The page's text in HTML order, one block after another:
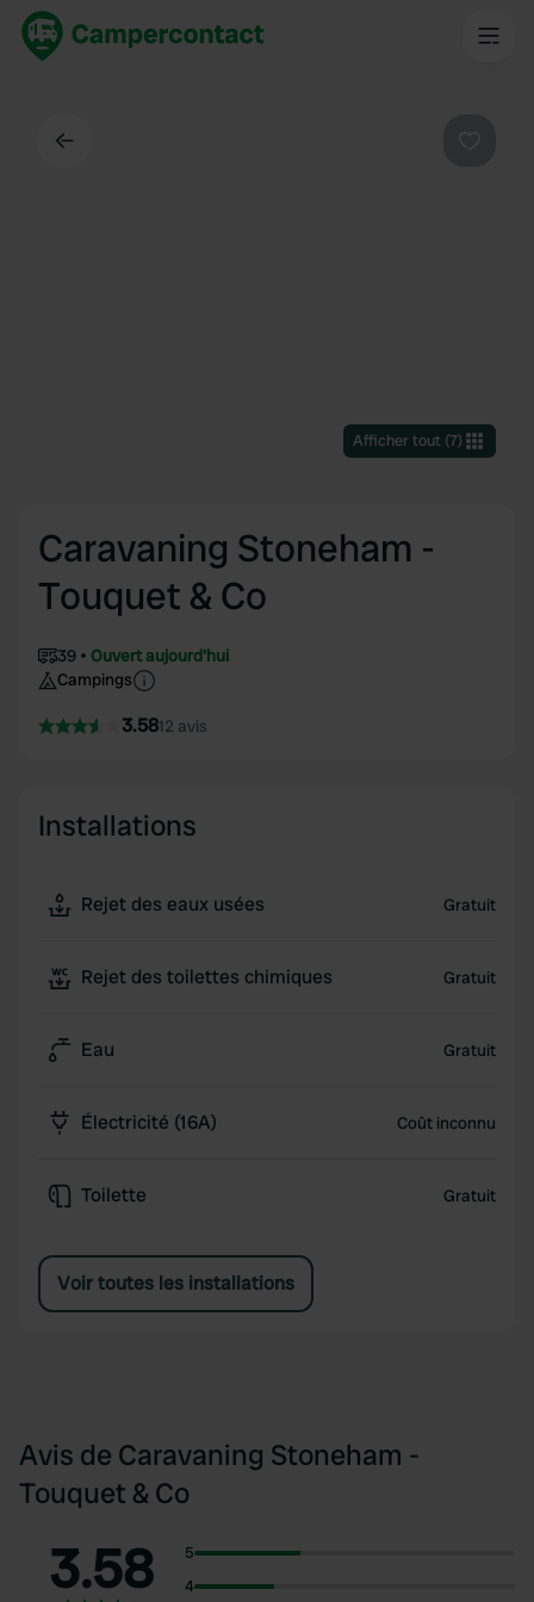
Afficher tout(7)
Caravaning Stoneham -
Touquet & Co
39
Ouvert aujourd'hui
Campings
3.5812 avis
Installations
Rejet des eaux usées Gratuit
Rejet des toilettes chimiques Gratuit
Eau Gratuit
Électricité (16A) Coût inconnu
Toilette Gratuit
Voir toutes les installations
Avis de Caravaning Stoneham -
Touquet & Co
3.58
5
4